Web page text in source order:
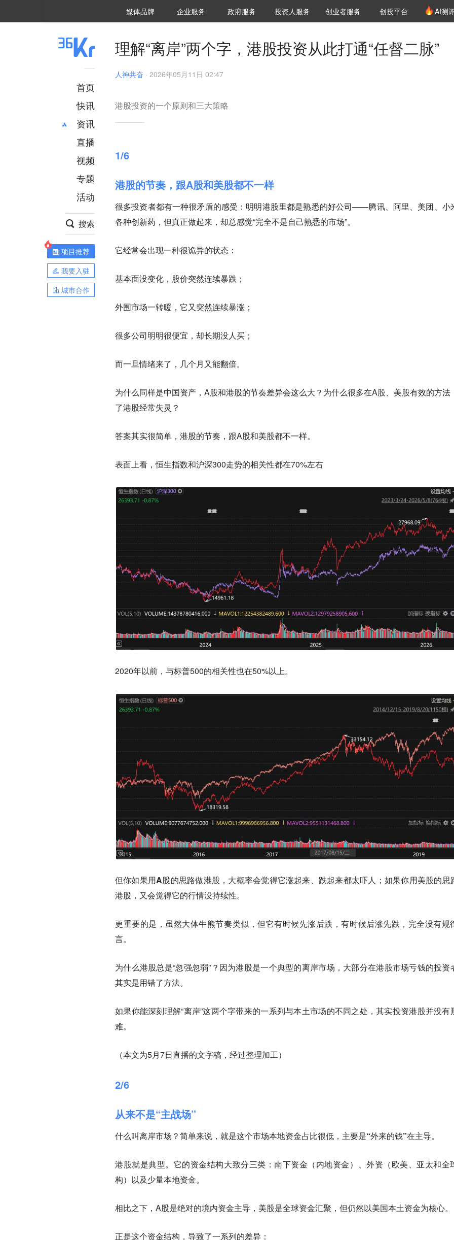
媒体品牌 36Kr研究院
企业服务 城市之窗
政府服务 VClub投资机构库
投资机构职位推介
投资人服务 创投氪堂
创业者服务 创投平台 AI测
首页
快讯
资讯
推荐
财经
项目推荐
安徽
直播
视频
专题
活动
搜索
项目推荐
我要入驻
城市合作
理解“离岸”两个字，港股投资从此打通“任督二脉”
人神共奋 · 2026年05月11日 02:47
港股投资的一个原则和三大策略
1/6
港股的节奏，跟A股和美股都不一样
很多投资者都有一种很矛盾的感受：明明港股里都是熟悉的好公司——腾讯、阿里、美团、小
各种创新药，但真正做起来，却总感觉“完全不是自己熟悉的市场”。
它经常会出现一种很诡异的状态：
基本面没变化，股价突然连续暴跌；
外围市场一转暖，它又突然连续暴涨；
很多公司明明很便宜，却长期没人买；
而一旦情绪来了，几个月又能翻倍。
为什么同样是中国资产，A股和港股的节奏差异会这么大？为什么很多在A股、美股有效的方法
了港股经常失灵？
答案其实很简单，港股的节奏，跟A股和美股都不一样。
表面上看，恒生指数和沪深300走势的相关性都在70%左右
2020年以前，与标普500的相关性也在50%以上。
但你如果用A股的思路做港股，大概率会觉得它涨起来、跌起来都太吓人；如果你用美股的思
港股，又会觉得它的行情没持续性。
更重要的是，虽然大体牛熊节奏类似，但它有时候先涨后跌，有时候后涨先跌，完全没有规
言。
为什么港股总是“忽强忽弱”？ 因为港股是一个典型的离岸市场 ，大部分在港股市场亏钱的投资
其实是用错了方法。
如果你能深刻理解“离岸”这两个字带来的一系列与本土市场的不同之处，其实投资港股并没有
难。
（本文为5月7日直播的文字稿，经过整理加工）
2/6
从来不是“主战场”
什么叫离岸市场？简单来说， 就是这个市场本地资金占比很低，主要是“外来的钱”在主导。
港股就是典型。它的资金结构大致分三类：南下资金（内地资金）、外资（欧美、亚太和全
构）以及少量本地资金。
相比之下，A股是绝对的境内资金主导，美股是全球资金汇聚，但仍然以美国本土资金为核心。
正是这个资金结构，导致了一系列的差异：